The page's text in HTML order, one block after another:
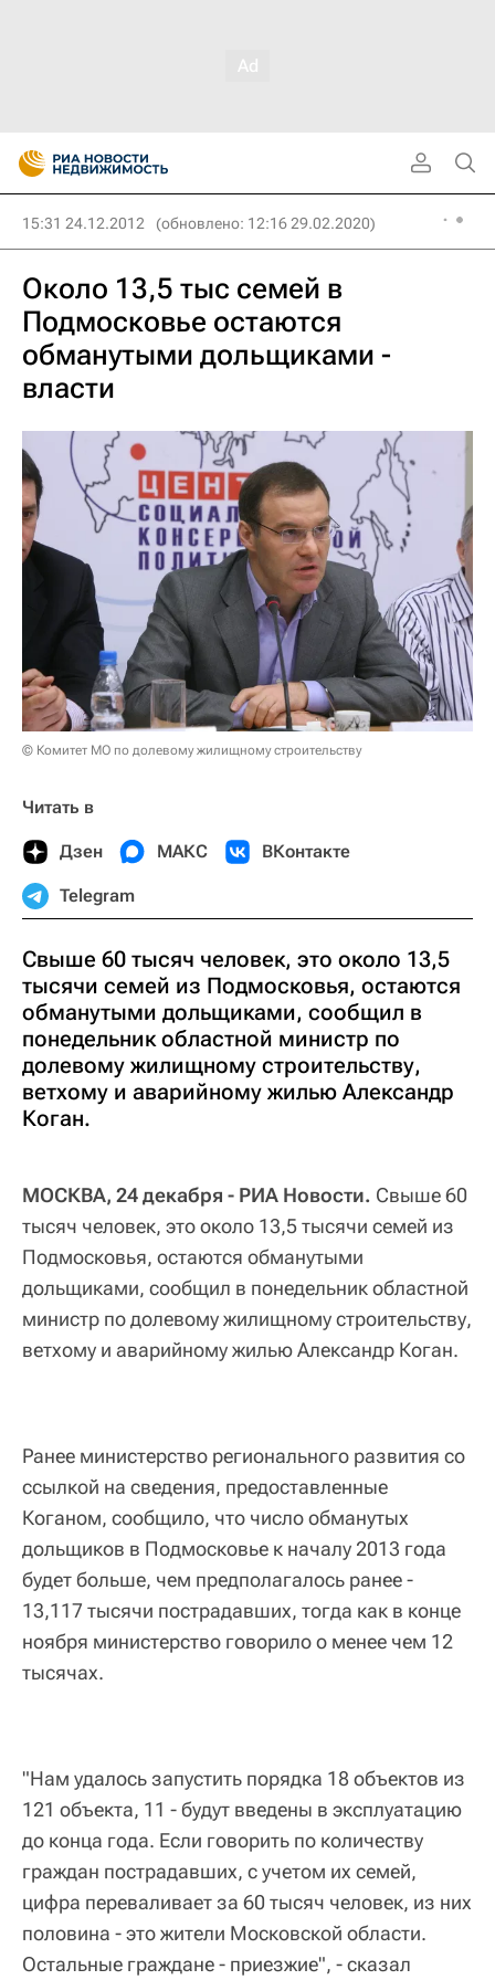
15:31 24.12.2012 (обновлено: 12:16 29.02.2020)
Около 13,5 тыс семей в
Подмосковье остаются
обманутыми дольщиками -
власти
© Комитет МО по долевому жилищному строительству
Читать в
Дзен МАКС ВКонтакте
Telegram
Свыше 60 тысяч человек, это около 13,5
тысячи семей из Подмосковья, остаются
обманутыми дольщиками, сообщил в
понедельник областной министр по
долевому жилищному строительству,
ветхому и аварийному жилью Александр
Коган.
МОСКВА, 24 декабря - РИА Новости. Свыше 60
тысяч человек, это около 13,5 тысячи семей из
Подмосковья, остаются обманутыми
дольщиками, сообщил в понедельник областной
министр по долевому жилищному строительству,
ветхому и аварийному жилью Александр Коган.
Ранее министерство регионального развития со
ссылкой на сведения, предоставленные
Коганом, сообщило, что число обманутых
дольщиков в Подмосковье к началу 2013 года
будет больше, чем предполагалось ранее -
13,117 тысячи пострадавших, тогда как в конце
ноября министерство говорило о менее чем 12
тысячах.
"Нам удалось запустить порядка 18 объектов из
121 объекта, 11 - будут введены в эксплуатацию
до конца года. Если говорить по количеству
граждан пострадавших, с учетом их семей,
цифра переваливает за 60 тысяч человек, из них
половина - это жители Московской области.
Остальные граждане - приезжие", - сказал